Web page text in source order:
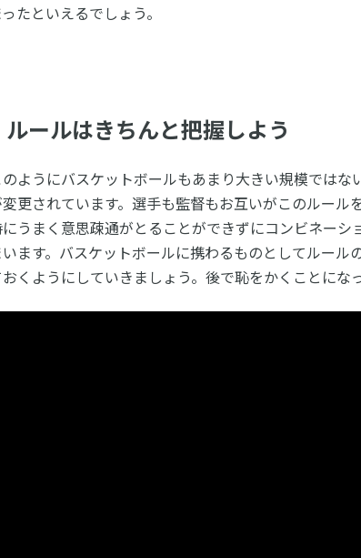
ったといえるでしょう。
ルールはきちんと把握しよう
のようにバスケットボールもあまり大きい規模ではな
更されています。選手も監督もお互いがこのルール
うまく意思疎通がとることができずにコンビネーシ
います。バスケットボールに携わるものとしてルール
くようにしていきましょう。後で恥をかくことにな